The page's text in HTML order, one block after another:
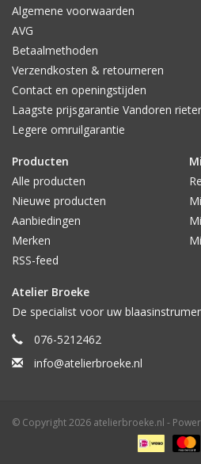
Algemene voorwaarden
AVG
Betaalmethoden
Verzendkosten & retourneren
Contact en openingstijden
Laagste prijsgarantie Vandoren
Legere omruilgarantie
Producten
Alle producten
Nieuwe producten
Aanbiedingen
Merken
RSS-feed
Atelier Broeke
De specialist voor uw
076-5212462
info@atelierbroeke.nl
© Copyright 2026 atelierbroeke.nl -